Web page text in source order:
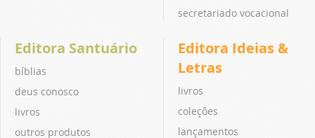
secretariado vocacional
Editora Santuário
bíblias
deus conosco
livros
outros produtos
Editora Ideias &
Letras
livros
coleções
lançamentos